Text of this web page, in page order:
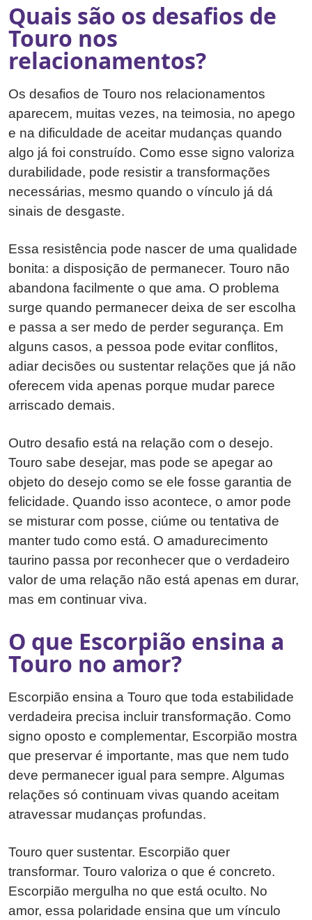
Quais são os desafios de
Touro nos
relacionamentos?
Os desafios de Touro nos relacionamentos
aparecem, muitas vezes, na teimosia, no apego
e na dificuldade de aceitar mudanças quando
algo já foi construído. Como esse signo valoriza
durabilidade, pode resistir a transformações
necessárias, mesmo quando o vínculo já dá
sinais de desgaste.
Essa resistência pode nascer de uma qualidade
bonita: a disposição de permanecer. Touro não
abandona facilmente o que ama. O problema
surge quando permanecer deixa de ser escolha
e passa a ser medo de perder segurança. Em
alguns casos, a pessoa pode evitar conflitos,
adiar decisões ou sustentar relações que já não
oferecem vida apenas porque mudar parece
arriscado demais.
Outro desafio está na relação com o desejo.
Touro sabe desejar, mas pode se apegar ao
objeto do desejo como se ele fosse garantia de
felicidade. Quando isso acontece, o amor pode
se misturar com posse, ciúme ou tentativa de
manter tudo como está. O amadurecimento
taurino passa por reconhecer que o verdadeiro
valor de uma relação não está apenas em durar,
mas em continuar viva.
O que Escorpião ensina a
Touro no amor?
Escorpião ensina a Touro que toda estabilidade
verdadeira precisa incluir transformação. Como
signo oposto e complementar, Escorpião mostra
que preservar é importante, mas que nem tudo
deve permanecer igual para sempre. Algumas
relações só continuam vivas quando aceitam
atravessar mudanças profundas.
Touro quer sustentar. Escorpião quer
transformar. Touro valoriza o que é concreto.
Escorpião mergulha no que está oculto. No
amor, essa polaridade ensina que um vínculo